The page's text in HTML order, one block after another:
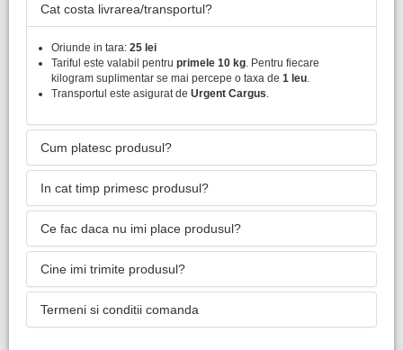
Cat costa livrarea/transportul?
Oriunde in tara: 25 lei
Tariful este valabil pentru primele 10 kg. Pentru fiecare
kilogram suplimentar se mai percepe o taxa de 1 leu.
Transportul este asigurat de Urgent Cargus.
Cum platesc produsul?
In cat timp primesc produsul?
Ce fac daca nu imi place produsul?
Cine imi trimite produsul?
Termeni si conditii comanda